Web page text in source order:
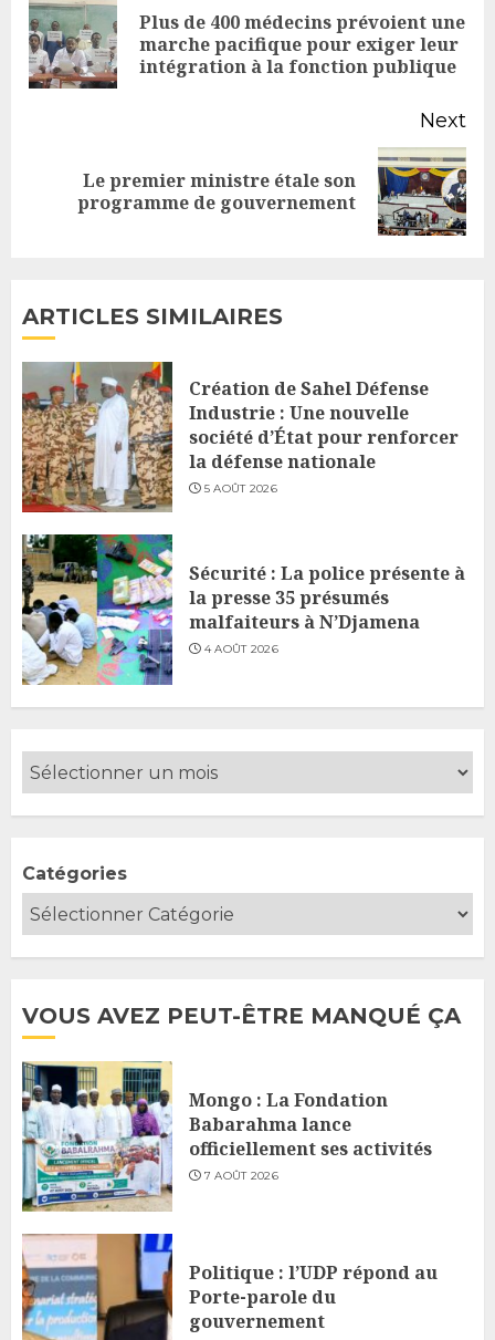
ReadingPlus de 400 médecins prévoient une
marche pacifique pour exiger leur
intégration à la fonction publique
Next
post:
Le premier ministre étale son
programme de gouvernement
ARTICLES SIMILAIRES
Création de Sahel Défense
Industrie : Une nouvelle
société d’État pour renforcer
la défense nationale
5 AOÛT 2026
Sécurité : La police présente à
la presse 35 présumés
malfaiteurs à N’Djamena
4 AOÛT 2026
Catégories
VOUS AVEZ PEUT-ÊTRE MANQUÉ ÇA
Mongo : La Fondation
Babarahma lance
officiellement ses activités
7 AOÛT 2026
Politique : l’UDP répond au
Porte-parole du
gouvernement